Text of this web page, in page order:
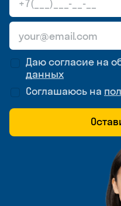
Даю согласие на
данных
Соглашаюсь на